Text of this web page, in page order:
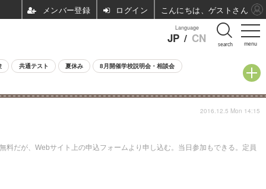
menu
Language
JP / CN search
共通テスト 夏休み 8月開催学校説明会・相談会
だが、Webサイト上の申込フォームより申し込む。当日参加もできる。定員
2016.12.5 Mon 14:15
ログイン こんにちは、ゲストさん